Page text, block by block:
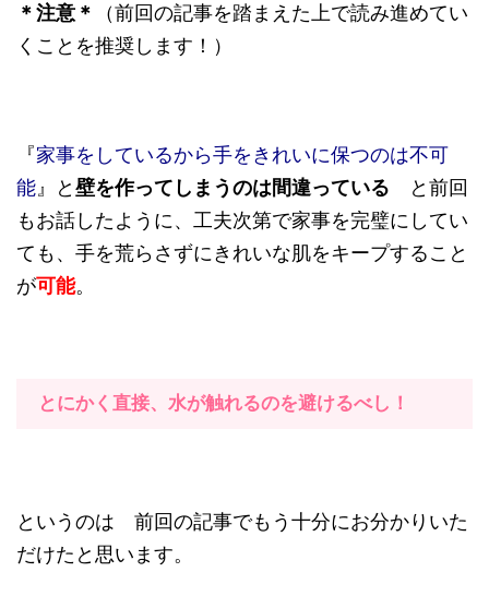
＊注意＊
（前回の記事を踏まえた上で読み進めてい
くことを推奨します！）
『家事をしているから手をきれいに保つのは不可
能 』と 壁を作ってしまうのは間違っている と前回
もお話したように、工夫次第で家事を完璧にしてい
ても、手を荒らさずにきれいな肌をキープすること
が可能。
とにかく直接、水が触れるのを避けるべし！
というのは 前回の記事でもう十分にお分かりいた
だけたと思います。